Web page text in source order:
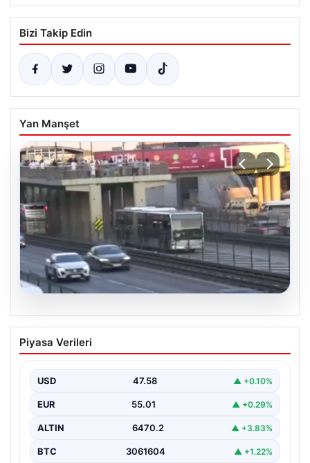
Bizi Takip Edin
Yan Manşet
04.08.2026
Yola düştü, metrobüs çarptı: Kadının
durumu kritik
Piyasa Verileri
USD 47.58 ▲ +0.10%
EUR 55.01 ▲ +0.29%
ALTIN 6470.2 ▲ +3.83%
BTC 3061604 ▲ +1.22%